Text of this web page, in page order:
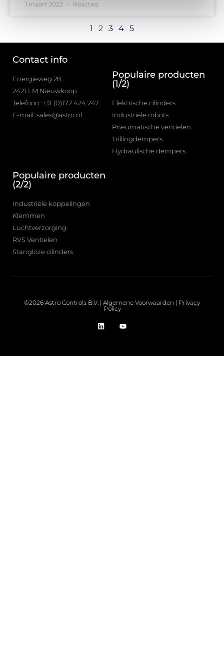
1 maart 2022 Reacties
1 2 3 4 5
Contact info
Energieweg 28
2421 LM Nieuwkoop
Telefoon: +31 (0)172 424 247
E-mail: sales@astro.nl
Populaire producten
(1/2)
Elektrische cilinders
Industriële robots
Pneumatische ventielen
Trillingdempers
Hydraulische dempers
Populaire producten
(2/2)
Industriële koppelingen
Klemmen
Luchtverzorging
RVS Ventielen
Stangloze cilinders
©2026 Astro Controls B.V. | Algemene Voorwaarden | Privacy
Policy